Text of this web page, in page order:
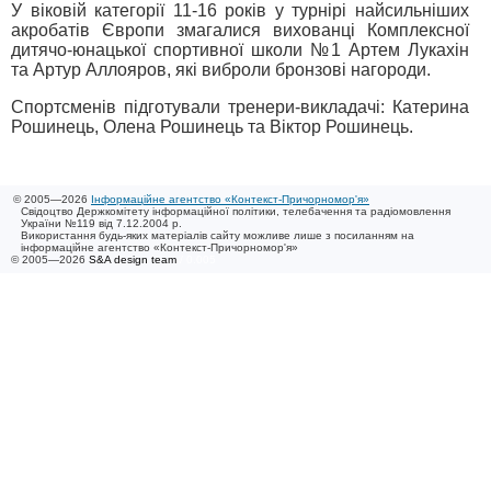
У віковій категорії 11-16 років у турнірі найсильніших
акробатів Європи змагалися вихованці Комплексної
дитячо-юнацької спортивної школи №1 Артем Лукахін
та Артур Аллояров, які виброли бронзові нагороди.
Спортсменів підготували тренери-викладачі: Катерина
Рошинець, Олена Рошинець та Віктор Рошинець.
© 2005—2026 Інформаційне агентство «Контекст-Причорномор'я»
Свідоцтво Держкомітету інформаційної політики, телебачення та радіомовлення
України №119 від 7.12.2004 р.
Використання будь-яких матеріалів сайту можливе лише з посиланням на
інформаційне агентство «Контекст-Причорномор'я»
© 2005—2026 S&A design team